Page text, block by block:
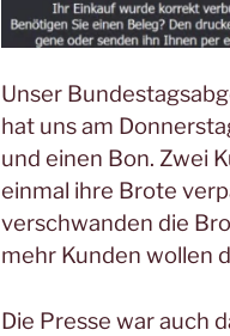
Unser
hat uns am
und einen Bon. Zwei
einmal ihre Brote
verschwanden die
mehr Kunden wollen
Die Presse war auch